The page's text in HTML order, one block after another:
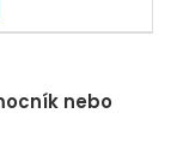
nebo